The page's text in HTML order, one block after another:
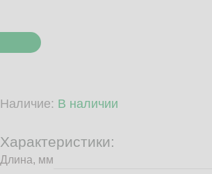
Наличие: В наличии
Характеристики:
Длина, мм